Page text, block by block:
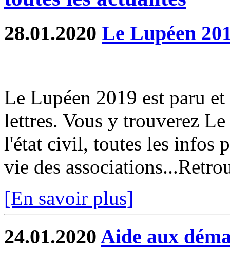
28.01.2020 Le Lupéen
Le Lupéen 2019 est paru
lettres. Vous y trouverez
l'état civil, toutes les infos
vie des
[En savoir plus]
24.01.2020 Aide aux